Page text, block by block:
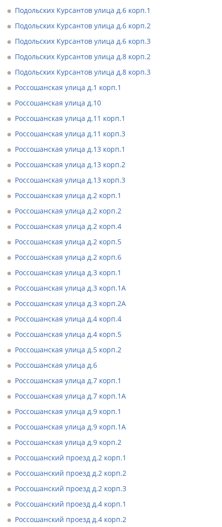
Подольских Курсантов улица д.6 корп.1
Подольских Курсантов улица д.6 корп.2
Подольских Курсантов улица д.6 корп.3
Подольских Курсантов улица д.8 корп.2
Подольских Курсантов улица д.8 корп.3
Россошанская улица д.1 корп.1
Россошанская улица д.10
Россошанская улица д.11 корп.1
Россошанская улица д.11 корп.3
Россошанская улица д.13 корп.1
Россошанская улица д.13 корп.2
Россошанская улица д.13 корп.3
Россошанская улица д.2 корп.1
Россошанская улица д.2 корп.2
Россошанская улица д.2 корп.4
Россошанская улица д.2 корп.5
Россошанская улица д.2 корп.6
Россошанская улица д.3 корп.1
Россошанская улица д.3 корп.1А
Россошанская улица д.3 корп.2А
Россошанская улица д.4 корп.4
Россошанская улица д.4 корп.5
Россошанская улица д.5 корп.2
Россошанская улица д.6
Россошанская улица д.7 корп.1
Россошанская улица д.7 корп.1А
Россошанская улица д.9 корп.1
Россошанская улица д.9 корп.1А
Россошанская улица д.9 корп.2
Россошанский проезд д.2 корп.1
Россошанский проезд д.2 корп.2
Россошанский проезд д.2 корп.3
Россошанский проезд д.4 корп.1
Россошанский проезд д.4 корп.2